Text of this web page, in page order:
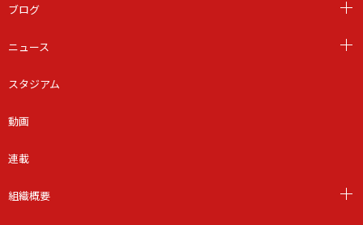
ブログ
ニュース
スタジアム
動画
連載
組織概要